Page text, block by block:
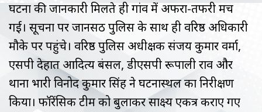
घटना की जानकारी मिलते ही गांव में अफरा-तफरी मच
गई। सूचना पर जानसठ पुलिस के साथ ही वरिष्ठ अधिकारी
मौके पर पहुंचे। वरिष्ठ पुलिस अधीक्षक संजय कुमार वर्मा,
एसपी देहात आदित्य बंसल, डीएसपी रूपाली राव और
थाना प्रभारी विनोद कुमार सिंह ने घटनास्थल का निरीक्षण
किया। फॉरेंसिक टीम को बुलाकर साक्ष्य एकत्र कराए गए